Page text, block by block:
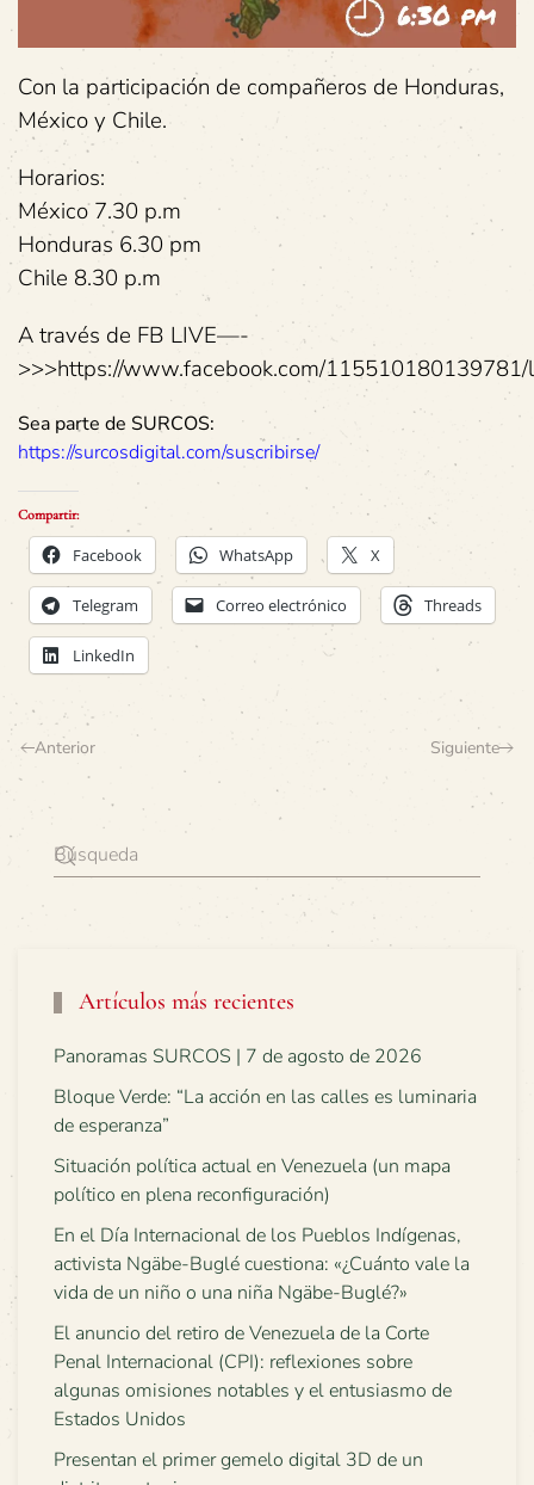
Con la participación de compañeros de Honduras,
México y Chile.
Horarios:
México 7.30 p.m
Honduras 6.30 pm
Chile 8.30 p.m
A través de FB LIVE—-
>>>https://www.facebook.com/
Sea parte de SURCOS:
https://surcosdigital.com/suscribirse/
Compartir:
Facebook WhatsApp X
Telegram Correo electrónico Threads
LinkedIn
Anterior Siguiente
Artículos más recientes
Panoramas SURCOS | 7 de agosto de 2026
Bloque Verde: “La acción en las calles es luminaria
de esperanza”
Situación política actual en Venezuela (un mapa
político en plena reconfiguración)
En el Día Internacional de los Pueblos Indígenas,
activista Ngäbe-Buglé cuestiona: «¿Cuánto vale la
vida de un niño o una niña Ngäbe-Buglé?»
El anuncio del retiro de Venezuela de la Corte
Penal Internacional (CPI): reflexiones sobre
algunas omisiones notables y el entusiasmo de
Estados Unidos
Presentan el primer gemelo digital 3D de un